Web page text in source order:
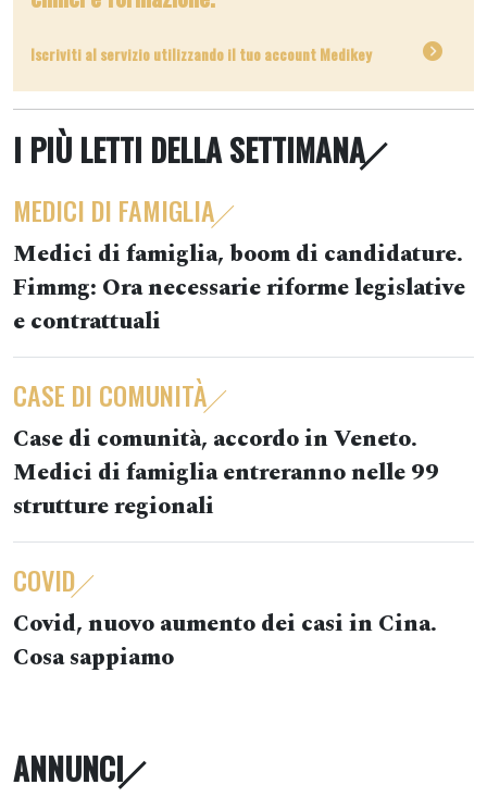
Iscriviti al servizio utilizzando il tuo account Medikey
I PIÙ LETTI DELLA SETTIMANA
MEDICI DI FAMIGLIA
Medici di famiglia, boom di candidature.
Fimmg: Ora necessarie riforme legislative
e contrattuali
CASE DI COMUNITÀ
Case di comunità, accordo in Veneto.
Medici di famiglia entreranno nelle 99
strutture regionali
COVID
Covid, nuovo aumento dei casi in Cina.
Cosa sappiamo
ANNUNCI